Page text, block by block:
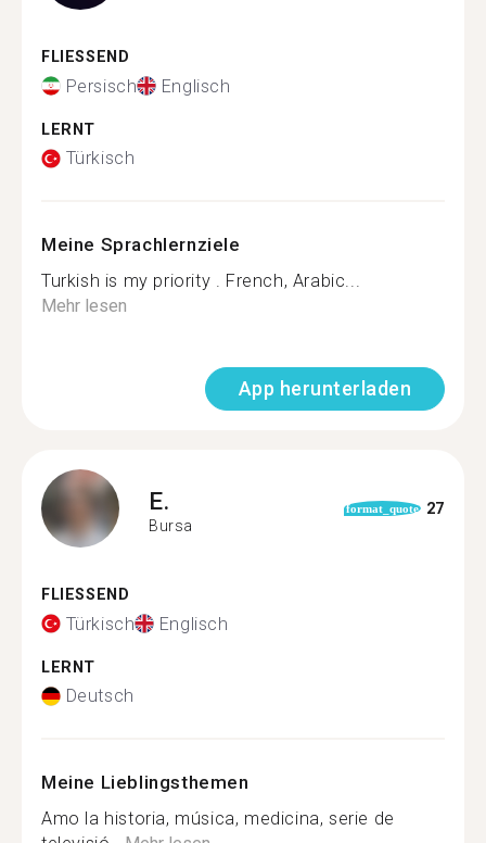
FLIESSEND
Persisch Englisch
LERNT
Türkisch
Meine Sprachlernziele
Turkish is my priority . French, Arabic...
Mehr lesen
App herunterladen
E.
Bursa
format_quote 27
FLIESSEND
Türkisch Englisch
LERNT
Deutsch
Meine Lieblingsthemen
Amo la historia, música, medicina, serie de